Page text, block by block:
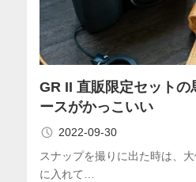
GR II 直販限定セットの
ースがかっこいい
2022-09-30
スナップを撮りに出た時は、
に入れて…